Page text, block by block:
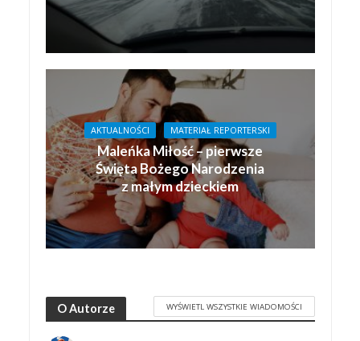
AKTUALNOŚCI MATERIAŁ REPORTERSKI
Maleńka Miłość – pierwsze
Święta Bożego Narodzenia
z małym dzieckiem
O Autorze WYŚWIETL WSZYSTKIE WIADOMOŚCI